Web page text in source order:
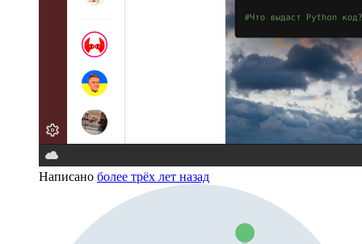
Написано более трёх лет назад